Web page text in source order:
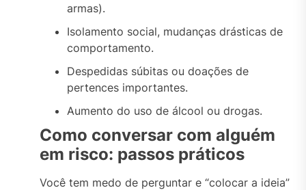
armas).
Isolamento social, mudanças drásticas de
comportamento.
Despedidas súbitas ou doações de
pertences importantes.
Aumento do uso de álcool ou drogas.
Como conversar com alguém
em risco: passos práticos
Você tem medo de perguntar e “colocar a ideia”